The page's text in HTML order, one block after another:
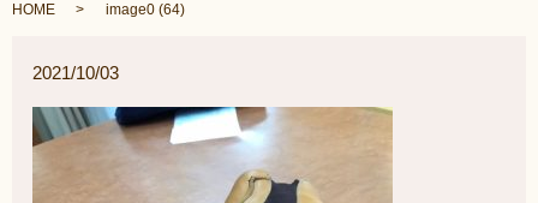
HOME image0 (64)
2021/10/03